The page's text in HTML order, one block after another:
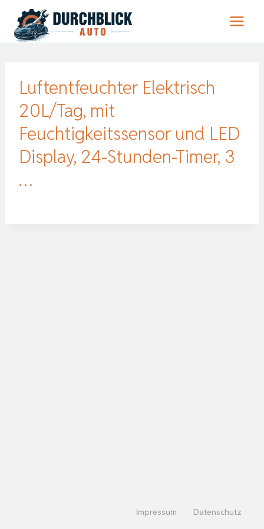
Inhalt
springen
Luftentfeuchter Elektrisch
20L/Tag, mit
Feuchtigkeitssensor und LED
Display, 24-Stunden-Timer, 3
…
Impressum Datenschutz